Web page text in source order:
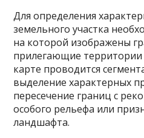
Для определения
земельного участка
на которой изображены
прилегающие
карте проводится
выделение характерных
пересечение границ с
особого рельефа или
ландшафта.